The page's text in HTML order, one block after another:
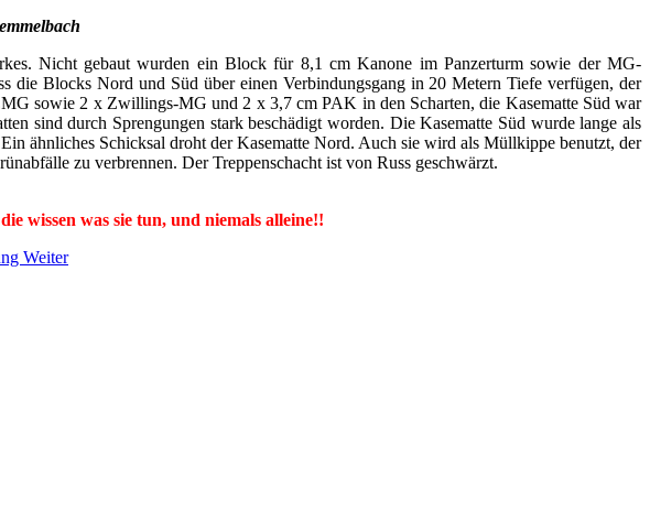
Nicht gebaut wurden ein Block für 8,1 cm Kanone im Panzerturm sowie der MG-
die Blocks Nord und Süd über einen Verbindungsgang in 20 Metern Tiefe verfügen, der
sowie 2 x Zwillings-MG und 2 x 3,7 cm PAK in den Scharten, die Kasematte Süd war
durch Sprengungen stark beschädigt worden. Die Kasematte Süd wurde lange als
ähnliches Schicksal droht der Kasematte Nord. Auch sie wird als Müllkippe benutzt, der
zu verbrennen. Der Treppenschacht ist von Russ geschwärzt.
wissen was sie tun, und niemals alleine!!
Weiter